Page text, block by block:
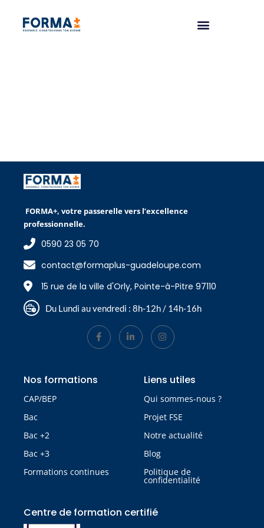
FORMA+, votre passerelle vers l’excellence
professionnelle.
0590 23 05 70
contact@formaplus-guadeloupe.com
15 rue de la ville d'Orly, Pointe-à-Pitre 97110
Du Lundi au vendredi : 8h-12h / 14h-16h
Nos formations
CAP/BEP
Bac
Bac +2
Bac +3
Formations continues
Liens utiles
Qui sommes-nous ?
Projet FSE
Notre actualité
Blog
Politique de
confidentialité
Centre de formation certifié​